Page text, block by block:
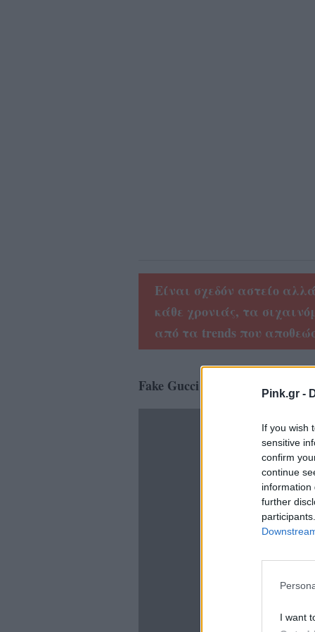
Pink.gr -
If you wish
sensitive
confirm
continue
information
further
I want
Eίναι σχεδόν αστείο
κάθε χρονιάς, τα
από τα trends που
Fake Gucci